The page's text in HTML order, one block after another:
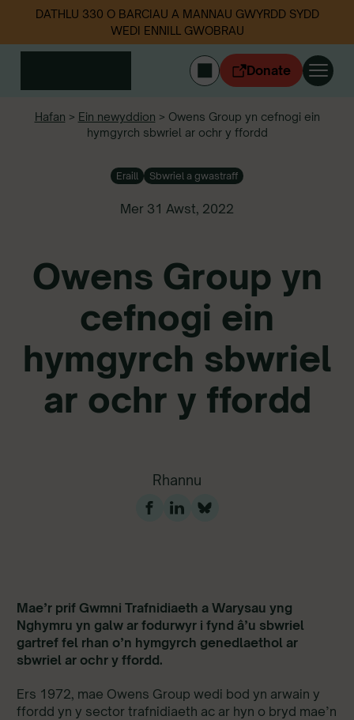
DATHLU 330 O BARCIAU A MANNAU GWYRDD SYDD
WEDI ENNILL GWOBRAU
Donate
Hafan > Ein newyddion > Owens Group yn cefnogi ein
hymgyrch sbwriel ar ochr y ffordd
Eraill Sbwriel a gwastraff
Mer 31 Awst, 2022
Owens Group yn
cefnogi ein
hymgyrch sbwriel
ar ochr y ffordd
Rhannu
Mae’r prif Gwmni Trafnidiaeth a Warysau yng
Nghymru yn galw ar fodurwyr i fynd â’u sbwriel
gartref fel rhan o’n hymgyrch genedlaethol ar
sbwriel ar ochr y ffordd.
Ers 1972, mae Owens Group wedi bod yn arwain y
ffordd yn y sector trafnidiaeth ac ar hyn o bryd mae’n
ENGLISH
Mewngofnodi
Cymerwch ran
Ein gwaith
Digwyddiadau
Amdanom ni
Newyddion
Dilynwch ni